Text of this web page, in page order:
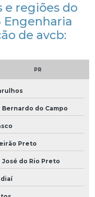
e regiões do
Engenharia
de avcb:
PR
Bernardo do Campo
Preto
José do Rio Preto